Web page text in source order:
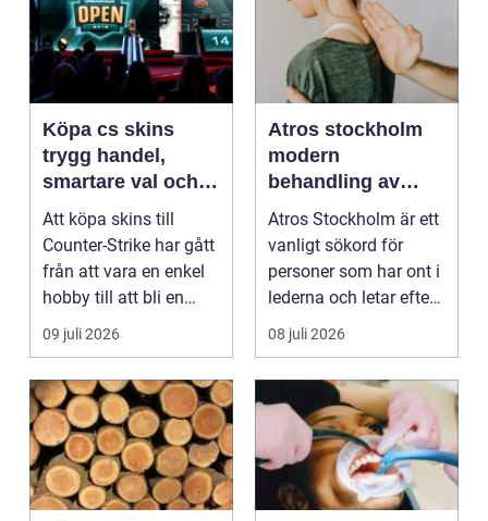
Köpa cs skins
trygg handel,
smartare val och
bättre affärer
Att köpa skins till
Counter-Strike har gått
från att vara en enkel
hobby till att bli en
egen liten ...
09 juli 2026
Atros stockholm
modern
behandling av
ledbesvär i
huvudstaden
Atros Stockholm är ett
vanligt sökord för
personer som har ont i
lederna och letar efter
hjälp i huv...
08 juli 2026